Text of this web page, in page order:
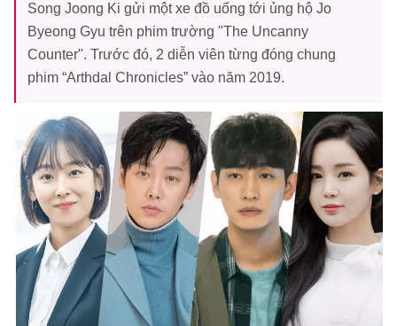
Song Joong Ki gửi một xe đồ uống tới ủng hộ Jo
Byeong Gyu trên phim trường "The Uncanny
Counter". Trước đó, 2 diễn viên từng đóng chung
phim “Arthdal Chronicles” vào năm 2019.